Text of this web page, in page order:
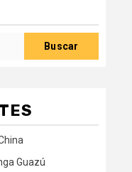
Buscar
Guazú